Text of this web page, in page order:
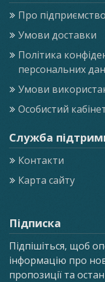
Про підприємство
Умови доставки
Політика
персональних
Умови
Особистий
Служба
Контакти
Карта сайту
Підписка
Підпішіться, щоб
інформацію про
пропозиції та